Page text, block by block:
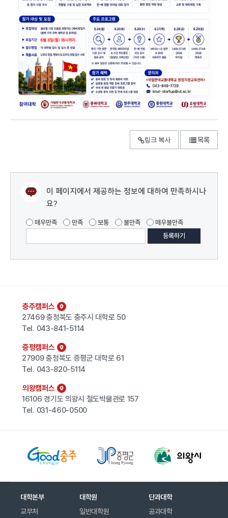
링크 복사 목록
이 페이지에서 제공하는 정보에 대하여 만족하시나
요?
매우만족 만족 보통 불만족 매우불만족
충주캠퍼스
27469 충청북도 충주시 대학로 50
Tel. 043-841-5114
증평캠퍼스
27909 충청북도 증평군 대학로 61
Tel. 043-820-5114
의왕캠퍼스
16106 경기도 의왕시 철도박물관로 157
Tel. 031-460-0500
대학본부
교무처
대학원
일반대학원
단과대학
공과대학